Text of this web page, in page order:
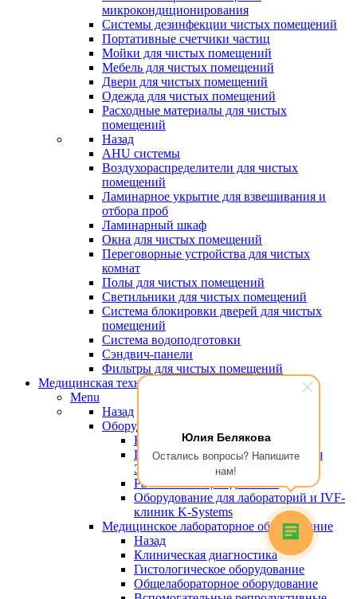
Юлия Белякова
Остались вопросы? Напишите
нам!
микрокондиционирования
Системы дезинфекции чистых помещений
Портативные счетчики частиц
Мойки для чистых помещений
Мебель для чистых помещений
Двери для чистых помещений
Одежда для чистых помещений
Расходные материалы для чистых
помещений
Назад
AHU системы
Воздухораспределители для чистых
помещений
Ламинарное укрытие для взвешивания и
отбора проб
Ламинарный шкаф
Окна для чистых помещений
Переговорные устройства для чистых
комнат
Полы для чистых помещений
Светильники для чистых помещений
Система блокировки дверей для чистых
помещений
Система водоподготовки
Сэндвич-панели
Фильтры для чистых помещений
Медицинская техника
Menu
Назад
Оборудование для эко
Назад
Пластик, сертифицированный для
ЭКО
Рабочие станции для ЭКО
Оборудование для лабораторий и IVF-
клиник K-Systems
Медицинское лабораторное оборудование
Назад
Клиническая диагностика
Гистологическое оборудование
Общелабораторное оборудование